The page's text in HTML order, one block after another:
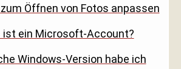
Öffnen von Fotos anpassen
ist ein Microsoft-Account?
Windows-Version habe ich